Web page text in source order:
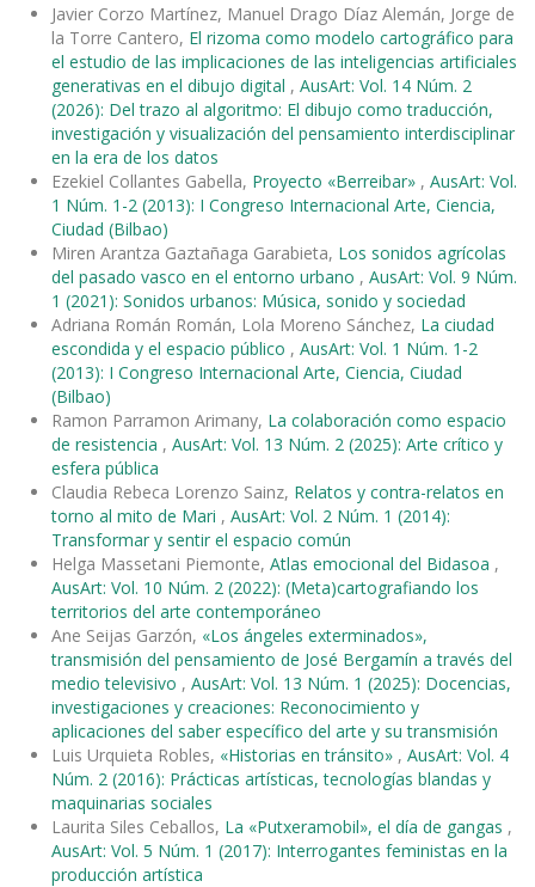
Javier Corzo Martínez, Manuel Drago Díaz Alemán, Jorge de
la Torre Cantero, El rizoma como modelo cartográfico para
el estudio de las implicaciones de las inteligencias artificiales
generativas en el dibujo digital , AusArt: Vol. 14 Núm. 2
(2026): Del trazo al algoritmo: El dibujo como traducción,
investigación y visualización del pensamiento interdisciplinar
en la era de los datos
Ezekiel Collantes Gabella, Proyecto «Berreibar» , AusArt: Vol.
1 Núm. 1-2 (2013): I Congreso Internacional Arte, Ciencia,
Ciudad (Bilbao)
Miren Arantza Gaztañaga Garabieta, Los sonidos agrícolas
del pasado vasco en el entorno urbano , AusArt: Vol. 9 Núm.
1 (2021): Sonidos urbanos: Música, sonido y sociedad
Adriana Román Román, Lola Moreno Sánchez, La ciudad
escondida y el espacio público , AusArt: Vol. 1 Núm. 1-2
(2013): I Congreso Internacional Arte, Ciencia, Ciudad
(Bilbao)
Ramon Parramon Arimany, La colaboración como espacio
de resistencia , AusArt: Vol. 13 Núm. 2 (2025): Arte crítico y
esfera pública
Claudia Rebeca Lorenzo Sainz, Relatos y contra-relatos en
torno al mito de Mari , AusArt: Vol. 2 Núm. 1 (2014):
Transformar y sentir el espacio común
Helga Massetani Piemonte, Atlas emocional del Bidasoa ,
AusArt: Vol. 10 Núm. 2 (2022): (Meta)cartografiando los
territorios del arte contemporáneo
Ane Seijas Garzón, «Los ángeles exterminados»,
transmisión del pensamiento de José Bergamín a través del
medio televisivo , AusArt: Vol. 13 Núm. 1 (2025): Docencias,
investigaciones y creaciones: Reconocimiento y
aplicaciones del saber específico del arte y su transmisión
Luis Urquieta Robles, «Historias en tránsito» , AusArt: Vol. 4
Núm. 2 (2016): Prácticas artísticas, tecnologías blandas y
maquinarias sociales
Laurita Siles Ceballos, La «Putxeramobil», el día de gangas ,
AusArt: Vol. 5 Núm. 1 (2017): Interrogantes feministas en la
producción artística